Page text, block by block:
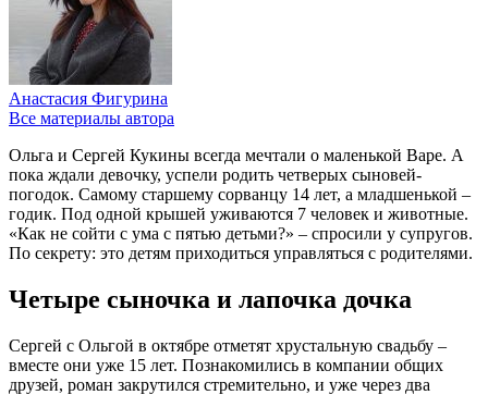
Анастасия Фигурина
Все материалы автора
Ольга и Сергей Кукины всегда мечтали о маленькой Варе. А
пока ждали девочку, успели родить четверых сыновей-
погодок. Самому старшему сорванцу 14 лет, а младшенькой –
годик. Под одной крышей уживаются 7 человек и животные.
«Как не сойти с ума с пятью детьми?» – спросили у супругов.
По секрету: это детям приходиться управляться с родителями.
Четыре сыночка и лапочка дочка
Сергей с Ольгой в октябре отметят хрустальную свадьбу –
вместе они уже 15 лет. Познакомились в компании общих
друзей, роман закрутился стремительно, и уже через два